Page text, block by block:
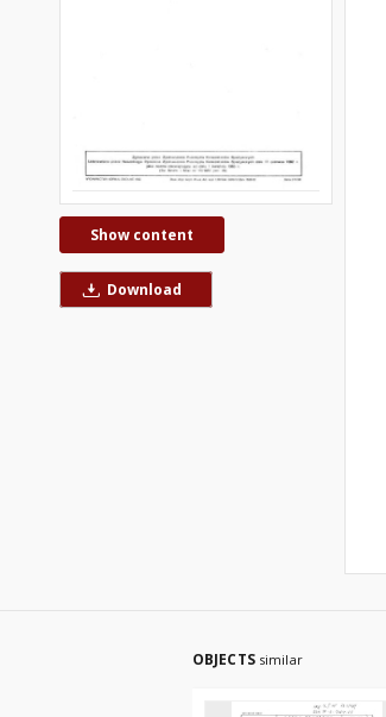
Show content
Download
OBJECTS similar